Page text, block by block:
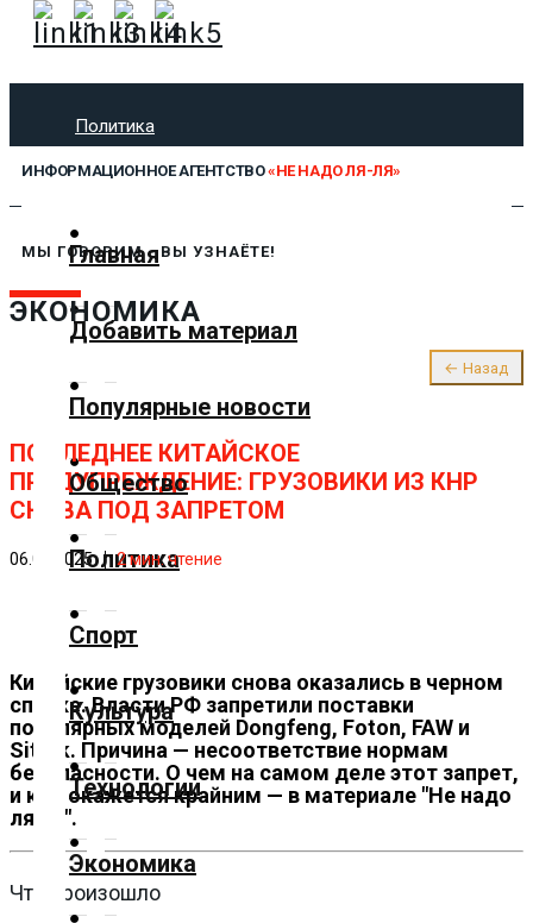
Политика
Технологии
Предложить новость
О нас
✕
Главная
Добавить
материал
Популярные
новости
Общество
Политика
Культура
ИНФОРМАЦИОННОЕ АГЕНТСТВО«НЕ НАДО ЛЯ-ЛЯ»
Главная
Добавить материал
Популярные новости
Общество
Политика
Спорт
Культура
Технологии
Экономика
МЫ ГОВОРИМ - ВЫ УЗНАЁТЕ!
ЭКОНОМИКА
← Назад
ПОСЛЕДНЕЕ КИТАЙСКОЕ
ПРЕДУПРЕЖДЕНИЕ: ГРУЗОВИКИ ИЗ КНР
СНОВА ПОД ЗАПРЕТОМ
06.08.2025 2мин. чтение
Китайские грузовики снова оказались в черном
списке. Власти РФ запретили поставки
популярных моделей Dongfeng, Foton, FAW и
Sitrak. Причина — несоответствие нормам
безопасности. О чем на самом деле этот запрет,
и кто окажется крайним — в материале "Не надо
ля ля".
Что произошло